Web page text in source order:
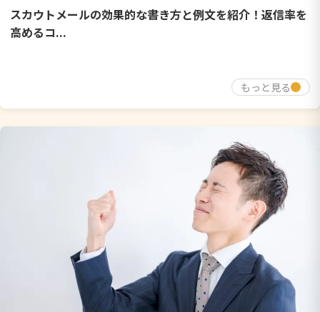
スカウトメールの効果的な書き方と例文を紹介！返信率を
高めるコ...
もっと見る